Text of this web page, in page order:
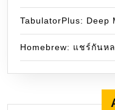
TabulatorPlus: Deep
Homebrew: แชร์กันห